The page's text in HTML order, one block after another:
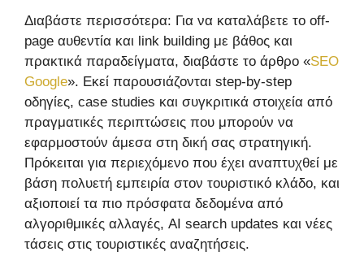
Διαβάστε περισσότερα: Για να καταλάβετε το off-
page αυθεντία και link building με βάθος και
πρακτικά παραδείγματα, διαβάστε το άρθρο «SEO
Google». Εκεί παρουσιάζονται step-by-step
οδηγίες, case studies και συγκριτικά στοιχεία από
πραγματικές περιπτώσεις που μπορούν να
εφαρμοστούν άμεσα στη δική σας στρατηγική.
Πρόκειται για περιεχόμενο που έχει αναπτυχθεί με
βάση πολυετή εμπειρία στον τουριστικό κλάδο, και
αξιοποιεί τα πιο πρόσφατα δεδομένα από
αλγοριθμικές αλλαγές, AI search updates και νέες
τάσεις στις τουριστικές αναζητήσεις.